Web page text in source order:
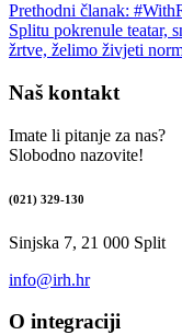
Prethodni članak:
Splitu pokrenule teatar,
žrtve, želimo živjeti
Naš kontakt
Imate li pitanje za nas?
Slobodno nazovite!
(021) 329-130
Sinjska 7, 21 000 Split
info@irh.hr
O integraciji